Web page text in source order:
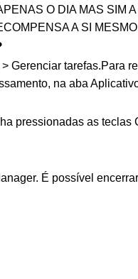
O DIA MAS SIM
A SI
Gerenciar
na aba
pressionadas as
É possível